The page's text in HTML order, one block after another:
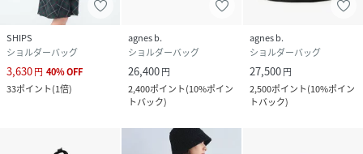
SHIPS
ショルダーバッグ
3,630円 40%OFF
33ポイント(1倍)
agnes b.
ショルダーバッグ
26,400円
2,400ポイント(10%ポイン
トバック)
agnes b.
ショルダーバッグ
27,500円
2,500ポイント(10%ポイン
トバック)